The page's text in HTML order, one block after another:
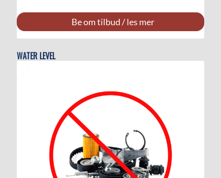
Be om tilbud / les mer
WATER LEVEL